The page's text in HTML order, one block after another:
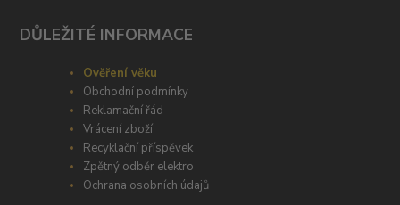
DŮLEŽITÉ INFORMACE
Ověření věku
Obchodní podmínky
Reklamační řád
Vrácení zboží
Recyklační příspěvek
Zpětný odběr elektro
Ochrana osobních údajů